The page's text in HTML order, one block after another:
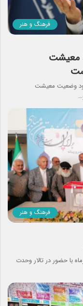
فرهنگ و هنر
معیشت
وضعیت معیشت
فرهنگ و هنر
و هنر کشور صبح امروز جمعه ۱۵ تیرماه با حضور در تالار وحدت